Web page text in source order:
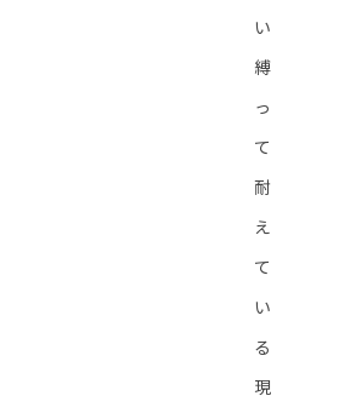
い
縛
っ
て
耐
え
て
い
る
現